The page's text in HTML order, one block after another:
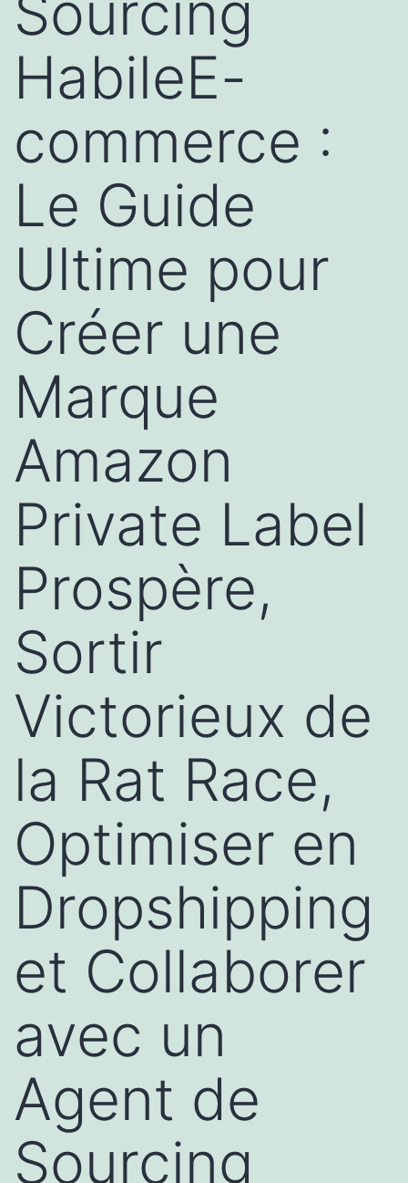
HabileE-
commerce :
Le Guide
Ultime pour
Créer une
Marque
Amazon
Private Label
Prospère,
Sortir
Victorieux de
la Rat Race,
Optimiser en
Dropshipping
et Collaborer
avec un
Agent de
Sourcing